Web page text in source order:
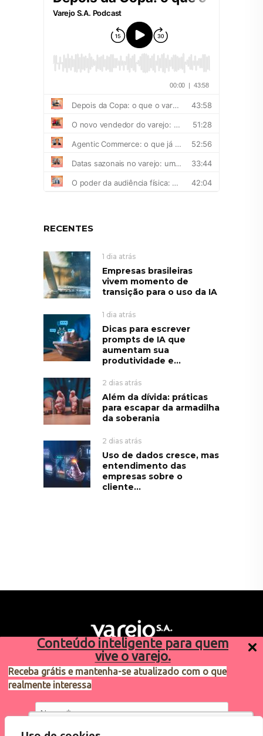
Conteúdo inteligente para quem
vive o varejo.
Receba grátis e mantenha-se atualizado com o que
realmente interessa
Utilizamos cookies para oferecer melhor
RECENTES
1 dia atrás
Empresas brasileiras
vivem momento de
transição para o uso da IA
1 dia atrás
Dicas para escrever
prompts de IA que
aumentam sua
produtividade e...
2 dias atrás
Além da dívida: práticas
para escapar da armadilha
da soberania
2 dias atrás
Uso de dados cresce, mas
entendimento das
empresas sobre o
cliente...
Sugestões de pauta
varejosa@cndl.org.br